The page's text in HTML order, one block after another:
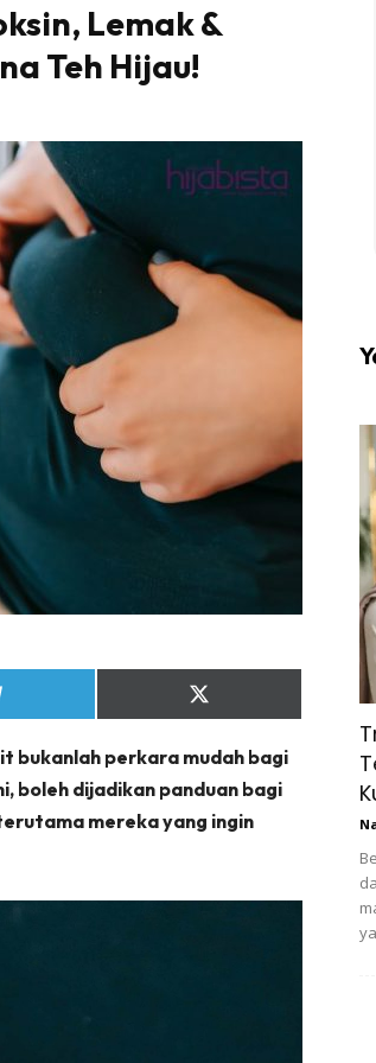
fashion muslimah terkini di
KLIK DI SEENI
Lemak &
Teh Hijau!
Share
on
(Twitter)
bukanlah perkara mudah bagi
boleh dijadikan panduan bagi
mereka yang ingin